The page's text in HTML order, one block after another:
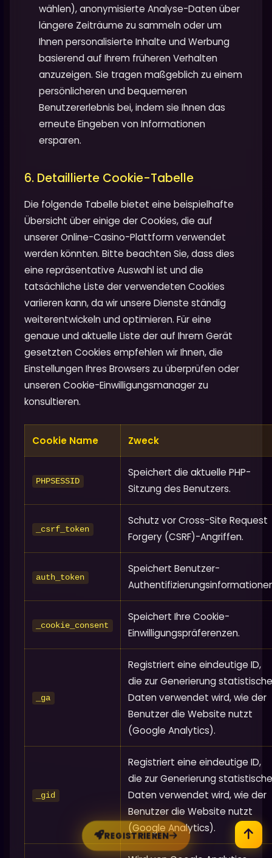
wählen), anonymisierte Analyse-Daten über
längere Zeiträume zu sammeln oder um
Ihnen personalisierte Inhalte und Werbung
basierend auf Ihrem früheren Verhalten
anzuzeigen. Sie tragen maßgeblich zu einem
persönlicheren und bequemeren
Benutzererlebnis bei, indem sie Ihnen das
erneute Eingeben von Informationen
ersparen.
6. Detaillierte Cookie-Tabelle
Die folgende Tabelle bietet eine beispielhafte
Übersicht über einige der Cookies, die auf
unserer Online-Casino-Plattform verwendet
werden könnten. Bitte beachten Sie, dass dies
eine repräsentative Auswahl ist und die
tatsächliche Liste der verwendeten Cookies
variieren kann, da wir unsere Dienste ständig
weiterentwickeln und optimieren. Für eine
genaue und aktuelle Liste der auf Ihrem Gerät
gesetzten Cookies empfehlen wir Ihnen, die
Einstellungen Ihres Browsers zu überprüfen oder
unseren Cookie-Einwilligungsmanager zu
konsultieren.
Cookie Name Zweck
PHPSESSID
Speichert die aktuelle PHP-
Sitzung des Benutzers.
_csrf_token
Schutz vor Cross-Site Request
Forgery (CSRF)-Angriffen.
auth_token
Speichert Benutzer-
_cookie_consent
Speichert Ihre Cookie-
Einwilligungspräferenzen.
_ga
Registriert eine eindeutige ID,
die zur Generierung
Daten verwendet wird, wie der
Benutzer die Website nutzt
(Google Analytics).
_gid
Registriert eine eindeutige ID,
die zur Generierung
Daten verwendet wird, wie der
Benutzer die Website nutzt
(Google Analytics).
REGISTRIEREN